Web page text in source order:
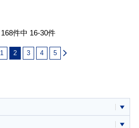
168件中 16-30件
1 2 3 4 5